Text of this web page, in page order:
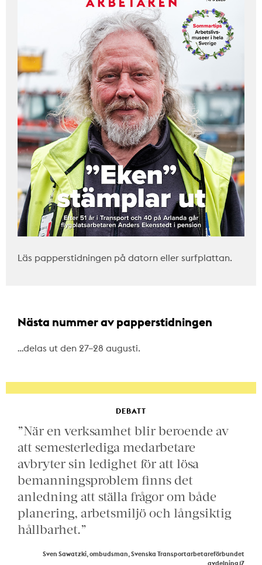
Läs papperstidningen på datorn eller surfplattan.
Nästa nummer av papperstidningen
…delas ut den 27–28 augusti.
DEBATT
”När en verksamhet blir beroende av
att semesterlediga medarbetare
avbryter sin ledighet för att lösa
bemanningsproblem finns det
anledning att ställa frågor om både
planering, arbetsmiljö och långsiktig
hållbarhet.”
Sven Sawatzki, ombudsman, Svenska Transportarbetareförbundet